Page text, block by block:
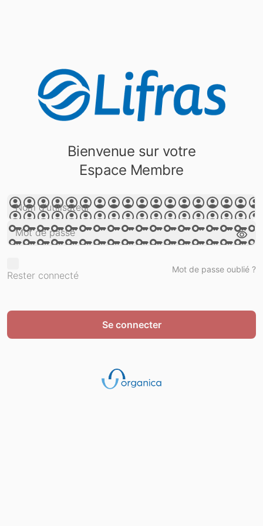
Bienvenue sur votre
Espace Membre
Rester connecté
Mot de passe oublié ?